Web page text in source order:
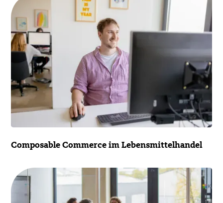
Composable Commerce im Lebensmittelhandel